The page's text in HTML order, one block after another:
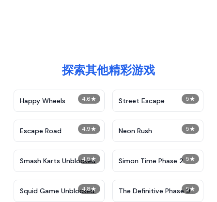
探索其他精彩游戏
4.6★
Happy Wheels 5★
Street Escape
4.9★
Escape Road 5★
Neon Rush
4.5★
Smash Karts Unblocked 5★
Simon Time Phase 2
4.8★
Squid Game Unblocked 5★
The Definitive Phase 9: